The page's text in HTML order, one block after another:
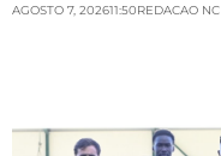
AGOSTO 7, 202611:50REDACAO NC